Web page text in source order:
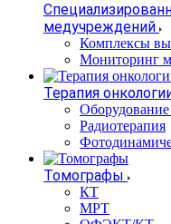
медучреждений
Комплексы
Мониторинг
Терапия
Оборудование
Радиотерапия
Томографы
КТ
МРТ